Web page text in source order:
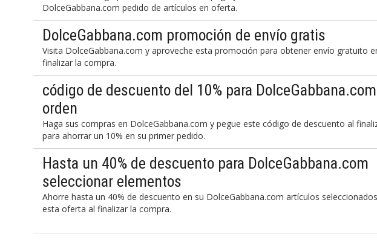
DolceGabbana.com pedido de artículos en oferta.
DolceGabbana.com promoción de envío gratis
Visita DolceGabbana.com y aproveche esta promoción para obtener envío gratuito
finalizar la compra.
código de descuento del 10% para
orden
Haga sus compras en DolceGabbana.com y pegue este código de descuento al
para ahorrar un 10% en su primer pedido.
Hasta un 40% de descuento para DolceGabbana.com
seleccionar elementos
Ahorre hasta un 40% de descuento en su DolceGabbana.com artículos
esta oferta al finalizar la compra.